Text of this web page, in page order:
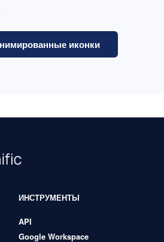
иконки
ИНСТРУМЕНТЫ
API
Google Workspace